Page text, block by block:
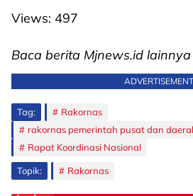
Views: 497
Baca berita Mjnews.id
ADVERTISEMENT
Tag:
Rakornas
rakornas pemerintah pusat dan
Rapat Koordinasi Nasional
Topik: Rakornas